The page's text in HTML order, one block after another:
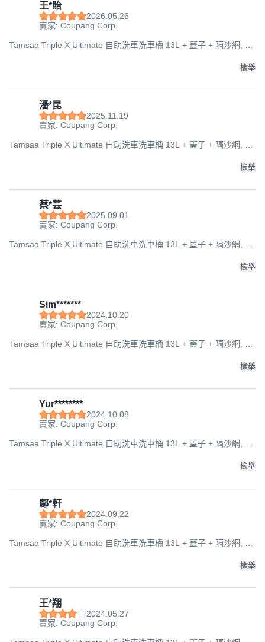
王*貽
2026.05.26
賣家: Coupang Corp.
Tamsaa Triple X Ultimate 自助洗車洗車桶 13L + 蓋子 + 隔沙網, 單
檢舉
潘*昆
2025.11.19
賣家: Coupang Corp.
Tamsaa Triple X Ultimate 自助洗車洗車桶 13L + 蓋子 + 隔沙網, 單
檢舉
蔡*芸
2025.09.01
賣家: Coupang Corp.
Tamsaa Triple X Ultimate 自助洗車洗車桶 13L + 蓋子 + 隔沙網, 單
檢舉
Sim*******
2024.10.20
賣家: Coupang Corp.
Tamsaa Triple X Ultimate 自助洗車洗車桶 13L + 蓋子 + 隔沙網, 單
檢舉
Yur********
2024.10.08
賣家: Coupang Corp.
Tamsaa Triple X Ultimate 自助洗車洗車桶 13L + 蓋子 + 隔沙網, 單
檢舉
鄺*軒
2024.09.22
賣家: Coupang Corp.
Tamsaa Triple X Ultimate 自助洗車洗車桶 13L + 蓋子 + 隔沙網, 單
檢舉
王*翔
2024.05.27
賣家: Coupang Corp.